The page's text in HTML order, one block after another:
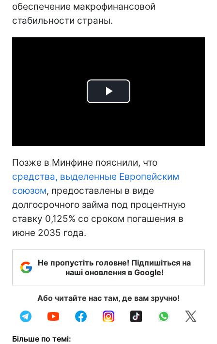
обеспечение макрофинансовой
стабильности страны.
Play
Позже в Минфине пояснили, что
средства, выделенные Европейским
союзом, предоставлены в виде
долгосрочного займа под процентную
ставку 0,125% со сроком погашения в
июне 2035 года.
Не пропустіть головне! Підпишіться на
наші оновлення в Google!
Або читайте нас там, де вам зручно!
Більше по темі: